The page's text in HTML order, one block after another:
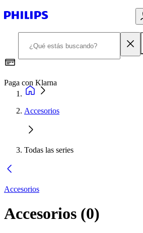
Paga con Klarna
Accesorios
Todas las series
Accesorios
Accesorios (0)